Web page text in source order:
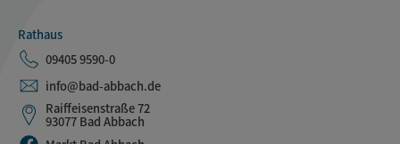
Rathaus
09405 9590-0
info@bad-abbach.de
Raiffeisenstraße 72
93077 Bad Abbach